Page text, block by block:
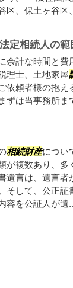
区、保土ヶ谷区
定相続人の
余計な時間と費
理士、土地家屋
依頼者様の抱
ずは当事務所ま
相続財産につい
が複数あり、
遺言は、遺言
そして、公正
容を公証人が遺